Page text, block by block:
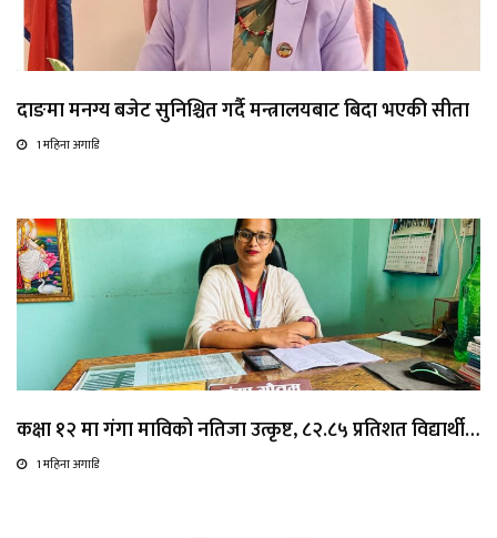
दाङमा मनग्य बजेट सुनिश्चित गर्दै मन्त्रालयबाट बिदा भएकी सीता
1 महिना अगाडि
कक्षा १२ मा गंगा माविको नतिजा उत्कृष्ट, ८२.८५ प्रतिशत विद्यार्थी…
1 महिना अगाडि